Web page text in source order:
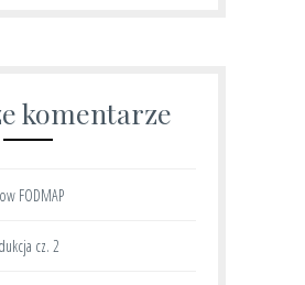
komentarze
FODMAP
cz. 2